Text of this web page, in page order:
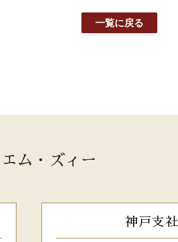
一覧に戻る
ム・ズィー
神戸支社